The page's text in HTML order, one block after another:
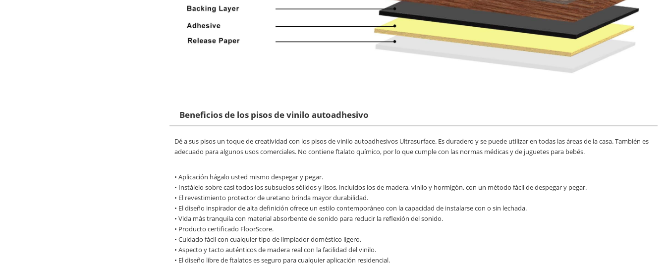
Beneficios de los pisos de vinilo autoadhesivo
Dé a sus pisos un toque de creatividad con los pisos de vinilo autoadhesivos Ultrasurface. Es duradero y se puede utilizar en todas las áreas de la casa. También es
adecuado para algunos usos comerciales. No contiene ftalato químico, por lo que cumple con las normas médicas y de juguetes para bebés.
• Aplicación hágalo usted mismo despegar y pegar.
• Instálelo sobre casi todos los subsuelos sólidos y lisos, incluidos los de madera, vinilo y hormigón, con un método fácil de despegar y pegar.
• El revestimiento protector de uretano brinda mayor durabilidad.
• El diseño inspirador de alta definición ofrece un estilo contemporáneo con la capacidad de instalarse con o sin lechada.
• Vida más tranquila con material absorbente de sonido para reducir la reflexión del sonido.
• Producto certificado FloorScore.
• Cuidado fácil con cualquier tipo de limpiador doméstico ligero.
• Aspecto y tacto auténticos de madera real con la facilidad del vinilo.
• El diseño libre de ftalatos es seguro para cualquier aplicación residencial.